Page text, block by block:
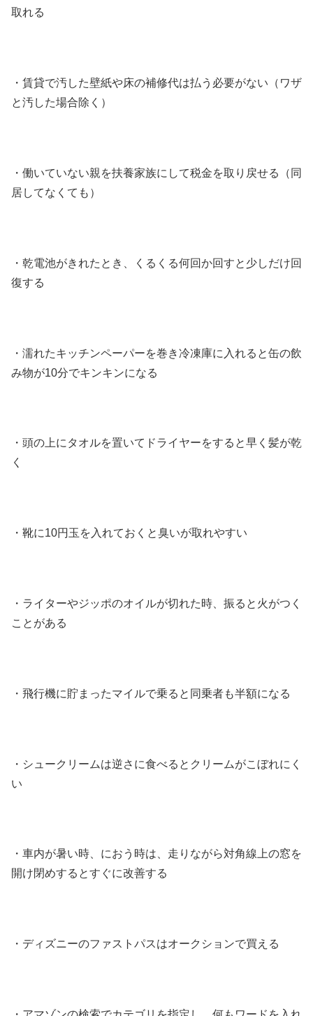
取れる
・賃貸で汚した壁紙や床の補修代は払う必要がない（ワザ
と汚した場合除く）
・働いていない親を扶養家族にして税金を取り戻せる（同
居してなくても）
・乾電池がきれたとき、くるくる何回か回すと少しだけ回
復する
・濡れたキッチンペーパーを巻き冷凍庫に入れると缶の飲
み物が10分でキンキンになる
・頭の上にタオルを置いてドライヤーをすると早く髪が乾
く
・靴に10円玉を入れておくと臭いが取れやすい
・ライターやジッポのオイルが切れた時、振ると火がつく
ことがある
・飛行機に貯まったマイルで乗ると同乗者も半額になる
・シュークリームは逆さに食べるとクリームがこぼれにく
い
・車内が暑い時、におう時は、走りながら対角線上の窓を
開け閉めするとすぐに改善する
・ディズニーのファストパスはオークションで買える